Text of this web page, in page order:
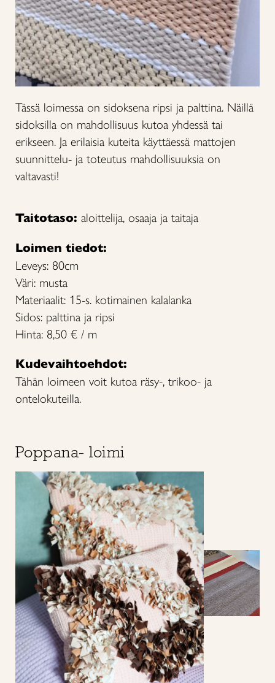
Tässä loimessa on sidoksena ripsi ja palttina. Näillä
sidoksilla on mahdollisuus kutoa yhdessä tai
erikseen. Ja erilaisia kuteita käyttäessä mattojen
suunnittelu- ja toteutus mahdollisuuksia on
valtavasti!
Taitotaso: aloittelija, osaaja ja taitaja
Loimen tiedot:
Leveys: 80cm
Väri: musta
Materiaalit: 15-s. kotimainen kalalanka
Sidos: palttina ja ripsi
Hinta: 8,50 € / m
Kudevaihtoehdot:
Tähän loimeen voit kutoa räsy-, trikoo- ja
ontelokuteilla.
Poppana- loimi